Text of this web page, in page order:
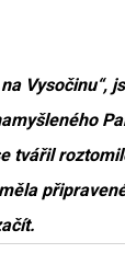
Vysočinu“,
tvářil